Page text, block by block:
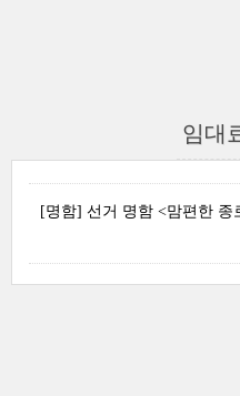
임대
[명함] 선거 명함 <맘편한 종